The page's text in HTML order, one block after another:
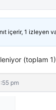
içerir, 1 izleyen
(toplam 1)
pm